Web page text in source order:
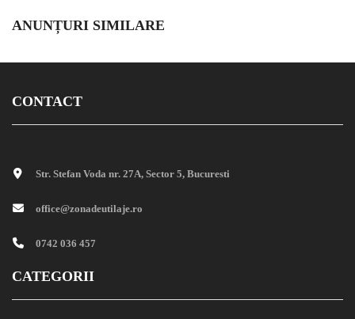
ANUNȚURI SIMILARE
CONTACT
Str. Stefan Voda nr. 27A, Sector 5, Bucuresti
office@zonadeutilaje.ro
0742 036 457
CATEGORII